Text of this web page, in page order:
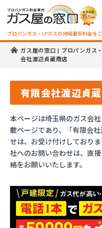
プロパンガス・LPガスの地域最安料金を
ガス屋の窓口 | プロパンガス
会社渡辺貞蔵商店
有限会社渡辺貞
本ページは埼玉県のガス会
載ページであり、「有限会
せは、お受け付けしており
社へのお問い合わせは、直
絡をお願いいたします。